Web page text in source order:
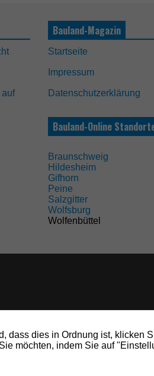
Bauland-Magazin
Startseite
Impressum
Datenschutzerklärung
Bauland-Online
Braunschweig
Hildesheim
Gifhorn
Peine
Salzgitter
Wolfsburg
Wolfenbüttel
All rights reserved.
dass dies in Ordnung ist, klicken
möchten, indem Sie auf